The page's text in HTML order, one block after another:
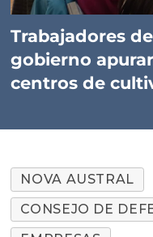
Trabajadores
gobierno
centros de
NOVA AUSTRAL
CONSEJO DE